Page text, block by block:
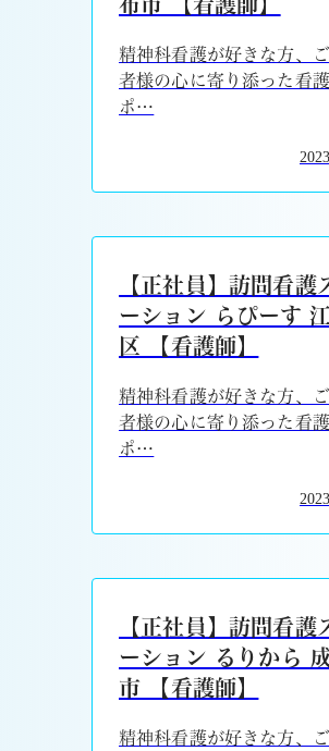
布市 【看護師】
精神科看護が好きな方、
者様の心に寄り添った看
ポ…
【正社員】訪問看護
ーション らぴーす
区 【看護師】
精神科看護が好きな方、
者様の心に寄り添った看
ポ…
【正社員】訪問看護
ーション るりから
市 【看護師】
精神科看護が好きな方、